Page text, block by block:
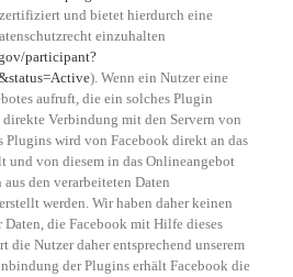
und bietet hierdurch eine
einzuhalten
participant?
). Wenn ein Nutzer eine
aufruft, die ein solches Plugin
Verbindung mit den Servern von
Plugins wird von Facebook direkt an das
und von diesem in das Onlineangebot
den verarbeiteten Daten
werden. Wir haben daher keinen
die Facebook mit Hilfe dieses
die Nutzer daher entsprechend unserem
der Plugins erhält Facebook die